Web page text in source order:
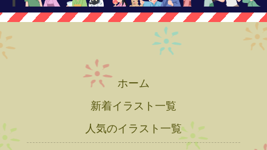
ホーム
新着イラスト一覧
人気のイラスト一覧